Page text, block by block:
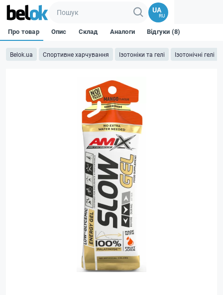
UA
RU
Belok.ua Спортивне харчування Ізотоніки та гелі Iзотонічні гелі
Про товар Опис Склад Аналоги Відгуки (8)